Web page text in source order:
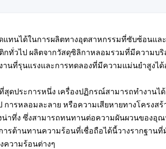
นได้ในการผลิตทางอุตสาหกรรมที่ซับซ้อนแล
กทั่วไป ผลิตจากวัสดุซิลิกาหลอมรวมที่มีความ
นที่รุนแรงและการทดลองที่มีความแม่นยำสูงไ
ดประการหนึ่ง เครื่องปฏิกรณ์สามารถทำงานไ
การหลอมละลาย หรือความเสียหายทางโครง
าทึ่ง ซึ่งสามารถทนทานต่อความผันผวนของอุ
รต้านทานความร้อนที่เชื่อถือได้นี้วางรากฐาน
ความร้อนต่างๆ